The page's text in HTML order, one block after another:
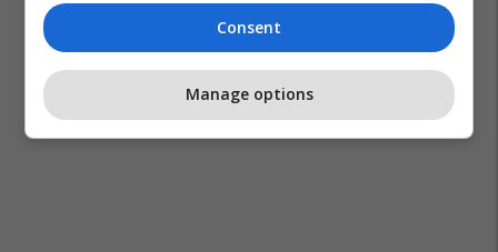
Consent
Manage options